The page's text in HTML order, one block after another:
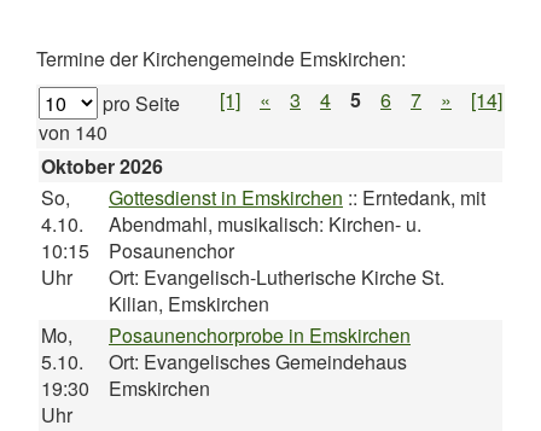
Termine der Kirchengemeinde Emskirchen:
pro Seite
von 140
[1] « 3 4 5 6 7 » [14]
Oktober 2026
So,
4.10.
10:15
Uhr
Gottesdienst in Emskirchen :: Erntedank, mit
Abendmahl, musikalisch: Kirchen- u.
Posaunenchor
Ort: Evangelisch-Lutherische Kirche St.
Kilian, Emskirchen
Mo,
5.10.
19:30
Uhr
Posaunenchorprobe in Emskirchen
Ort: Evangelisches Gemeindehaus
Emskirchen